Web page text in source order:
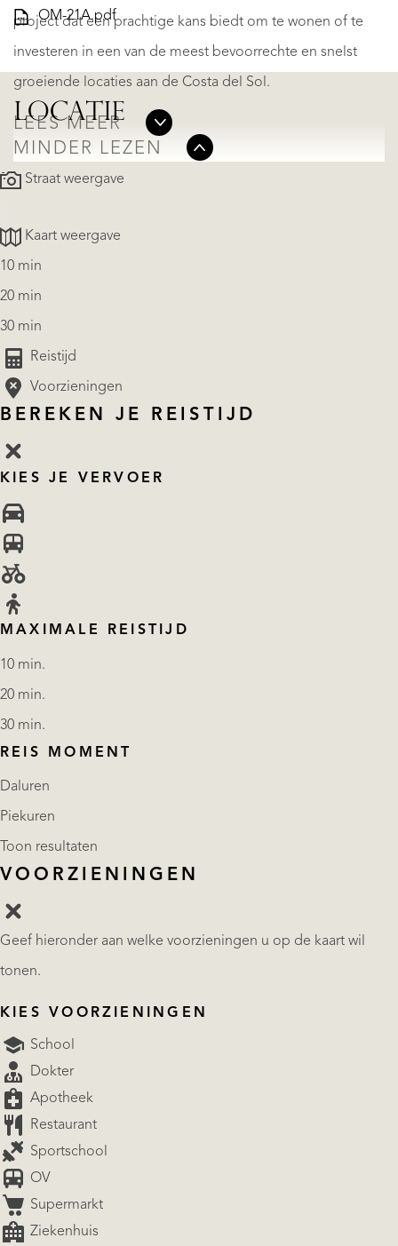
project dat een prachtige kans biedt om te wonen of te
investeren in een van de meest bevoorrechte en snelst
groeiende locaties aan de Costa del Sol.
LEES MEER
MINDER LEZEN
OM-21A.pdf
LOCATIE
Straat weergave
Kaart weergave
10 min
20 min
30 min
Reistijd
Voorzieningen
BEREKEN JE REISTIJD
KIES JE VERVOER
MAXIMALE REISTIJD
10 min.
20 min.
30 min.
REIS MOMENT
Daluren
Piekuren
Toon resultaten
VOORZIENINGEN
Geef hieronder aan welke voorzieningen u op de kaart wil
tonen.
KIES VOORZIENINGEN
School
Dokter
Apotheek
Restaurant
Sportschool
OV
Supermarkt
Ziekenhuis